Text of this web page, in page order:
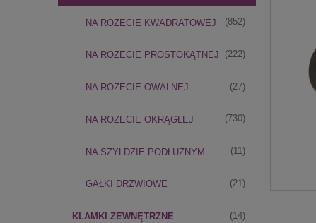
NA ROZECIE KWADRATOWEJ (852)
NA ROZECIE PROSTOKĄTNEJ (222)
NA ROZECIE OWALNEJ (27)
NA ROZECIE OKRĄGŁEJ (730)
NA SZYLDZIE PODŁUŻNYM (11)
GAŁKI DRZWIOWE (21)
KLAMKI ZEWNĘTRZNE (14)